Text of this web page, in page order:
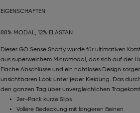
EIGENSCHAFTEN
88% MODAL, 12% ELASTAN
Dieser GO Sense Shorty wurde für ultimativen
aus superweichem Micromodal, das sich auf der
Flache Abschlüsse und ein nahtloses Design
unsichtbaren Look unter jeder Kleidung. Das
den ganzen Tag über unvergleichlichen
2er-Pack kurze Slips
Vollere Bedeckung mit längeren Beinen